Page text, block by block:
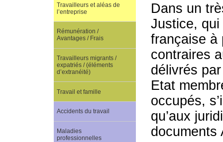
Dans un
Justice,
française à
contraires
délivrés
Etat
occupés,
qu’aux
documents
Travailleurs et aléas de
l’entreprise
Rémunération /
Avantages / Frais
Travailleurs migrants /
expatriés / (éléments
d’extranéité)
Travail et famille
Accidents du travail
Maladies
professionnelles